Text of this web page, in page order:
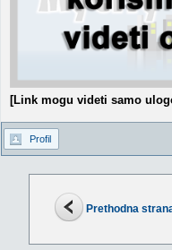
Prethodna
[Link mogu videti samo
Profil